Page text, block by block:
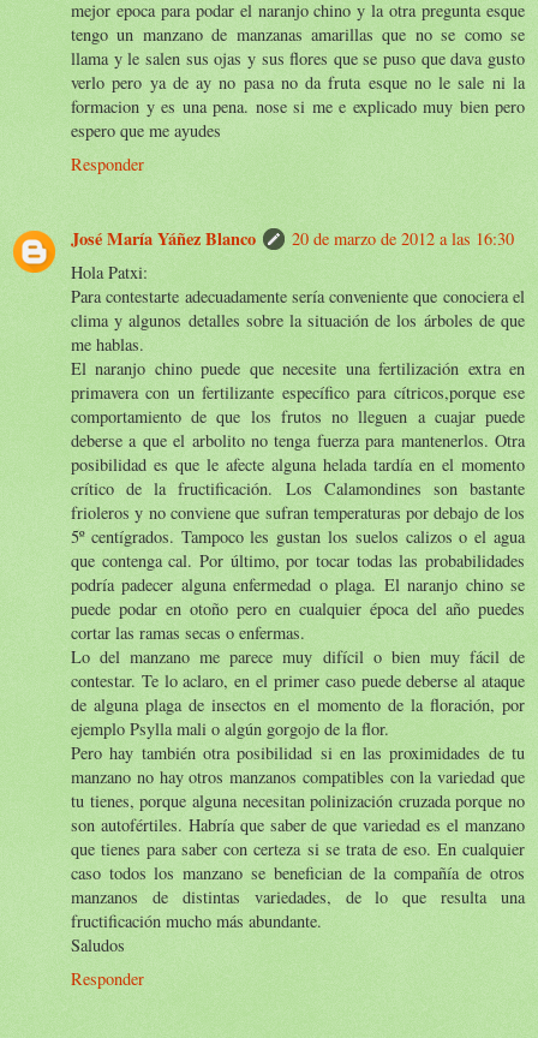
mejor epoca para podar el naranjo chino y la otra pregunta esque
tengo un manzano de manzanas amarillas que no se como se
llama y le salen sus ojas y sus flores que se puso que dava gusto
verlo pero ya de ay no pasa no da fruta esque no le sale ni la
formacion y es una pena. nose si me e explicado muy bien pero
espero que me ayudes
Responder
José María Yáñez Blanco
20 de marzo de 2012 a las 16:30
Hola Patxi:
Para contestarte adecuadamente sería conveniente que conociera el
clima y algunos detalles sobre la situación de los árboles de que
me hablas.
El naranjo chino puede que necesite una fertilización extra en
primavera con un fertilizante específico para cítricos,porque ese
comportamiento de que los frutos no lleguen a cuajar puede
deberse a que el arbolito no tenga fuerza para mantenerlos. Otra
posibilidad es que le afecte alguna helada tardía en el momento
crítico de la fructificación. Los Calamondines son bastante
frioleros y no conviene que sufran temperaturas por debajo de los
5º centígrados. Tampoco les gustan los suelos calizos o el agua
que contenga cal. Por último, por tocar todas las probabilidades
podría padecer alguna enfermedad o plaga. El naranjo chino se
puede podar en otoño pero en cualquier época del año puedes
cortar las ramas secas o enfermas.
Lo del manzano me parece muy difícil o bien muy fácil de
contestar. Te lo aclaro, en el primer caso puede deberse al ataque
de alguna plaga de insectos en el momento de la floración, por
ejemplo Psylla mali o algún gorgojo de la flor.
Pero hay también otra posibilidad si en las proximidades de tu
manzano no hay otros manzanos compatibles con la variedad que
tu tienes, porque alguna necesitan polinización cruzada porque no
son autofértiles. Habría que saber de que variedad es el manzano
que tienes para saber con certeza si se trata de eso. En cualquier
caso todos los manzano se benefician de la compañía de otros
manzanos de distintas variedades, de lo que resulta una
fructificación mucho más abundante.
Saludos
Responder